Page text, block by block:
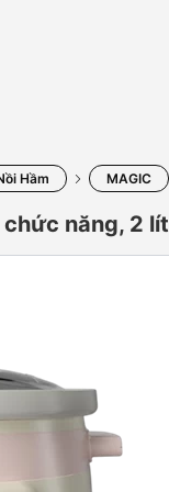
Hầm MAGIC
chức năng, 2 lít